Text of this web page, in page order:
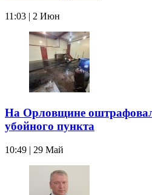
11:03 | 2 Июн
На Орловщине
убойного пункта
10:49 | 29 Май